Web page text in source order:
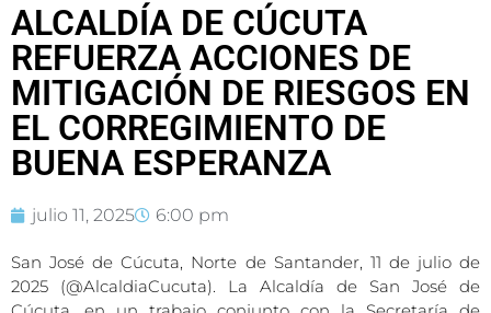
ALCALDÍA DE CÚCUTA
REFUERZA ACCIONES DE
MITIGACIÓN DE RIESGOS EN
EL CORREGIMIENTO DE
BUENA ESPERANZA
julio 11, 2025 6:00 pm
San José de Cúcuta, Norte de Santander, 11 de julio de
2025 (@AlcaldiaCucuta). La Alcaldía de San José de